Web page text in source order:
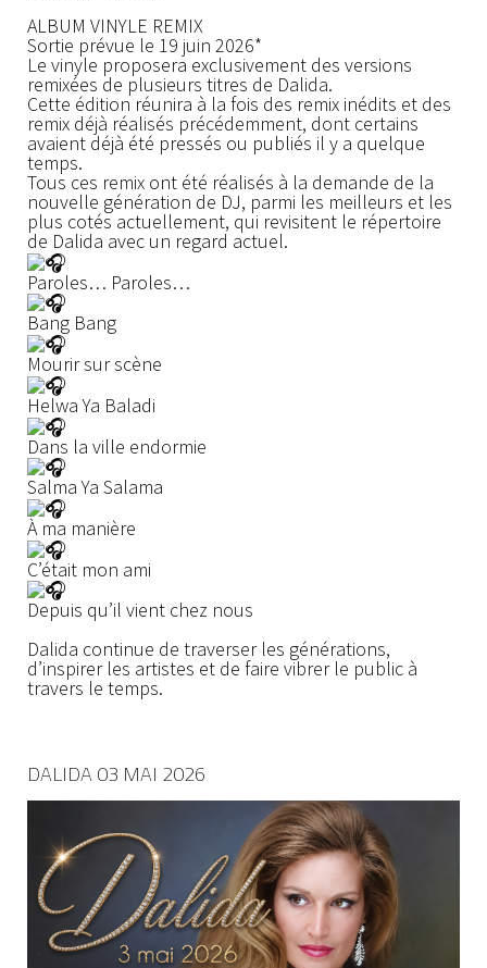
ALBUM VINYLE REMIX
Sortie prévue le 19 juin 2026*
Le vinyle proposera exclusivement des versions
remixées de plusieurs titres de Dalida.
Cette édition réunira à la fois des remix inédits et des
remix déjà réalisés précédemment, dont certains
avaient déjà été pressés ou publiés il y a quelque
temps.
Tous ces remix ont été réalisés à la demande de la
nouvelle génération de DJ, parmi les meilleurs et les
plus cotés actuellement, qui revisitent le répertoire
de Dalida avec un regard actuel.
Paroles… Paroles…
Bang Bang
Mourir sur scène
Helwa Ya Baladi
Dans la ville endormie
Salma Ya Salama
À ma manière
C’était mon ami
Depuis qu’il vient chez nous
Dalida continue de traverser les générations,
d’inspirer les artistes et de faire vibrer le public à
travers le temps.
DALIDA 03 MAI 2026